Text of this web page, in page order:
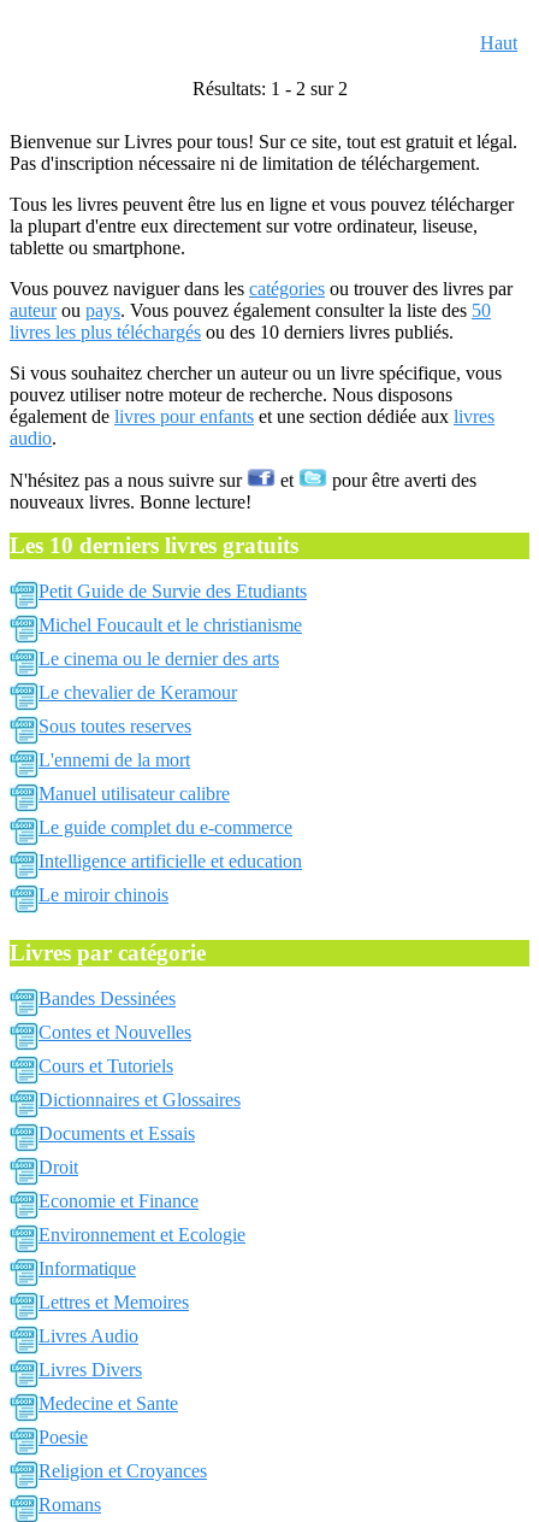
Haut
Résultats: 1 - 2 sur 2
Bienvenue sur Livres pour tous! Sur ce site, tout est gratuit et légal.
Pas d'inscription nécessaire ni de limitation de téléchargement.
Tous les livres peuvent être lus en ligne et vous pouvez télécharger
la plupart d'entre eux directement sur votre ordinateur, liseuse,
tablette ou smartphone.
Vous pouvez naviguer dans les catégories ou trouver des livres par
auteurou pays. Vous pouvez également consulter la liste des 50
livres les plus téléchargés ou des 10 derniers livres publiés.
Si vous souhaitez chercher un auteur ou un livre spécifique, vous
pouvez utiliser notre moteur de recherche. Nous disposons
également de livres pour enfants et une section dédiée aux livres
audio.
N'hésitez pas a nous suivre sur et
pour être averti des
nouveaux livres. Bonne lecture!
Les 10 derniers livres gratuits
Petit Guide de Survie des Etudiants
Michel Foucault et le christianisme
Le cinema ou le dernier des arts
Le chevalier de Keramour
Sous toutes reserves
L'ennemi de la mort
Manuel utilisateur calibre
Le guide complet du e-commerce
Intelligence artificielle et education
Le miroir chinois
Livres par catégorie
Bandes Dessinées
Contes et Nouvelles
Cours et Tutoriels
Dictionnaires et Glossaires
Documents et Essais
Droit
Economie et Finance
Environnement et Ecologie
Informatique
Lettres et Memoires
Livres Audio
Livres Divers
Medecine et Sante
Poesie
Religion et Croyances
Romans